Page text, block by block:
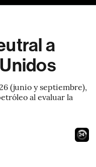
a
(junio y septiembre),
al evaluar la
23